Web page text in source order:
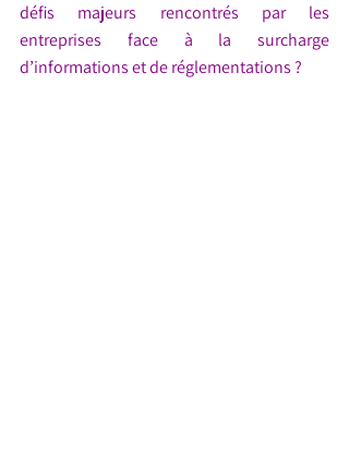
défis majeurs rencontrés par les
entreprises face à la surcharge
d’informations et de réglementations ?